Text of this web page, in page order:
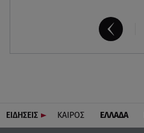
ΕΙΔΗΣΕΙΣ ΚΑΙΡΟΣ ΕΛΛΑΔΑ